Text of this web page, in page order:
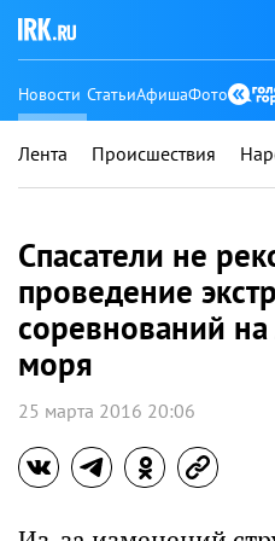
Новости СтатьиАфишаФото
Лента Происшествия
Спасатели не
проведение
соревнований
моря
25 марта 2016 20:06